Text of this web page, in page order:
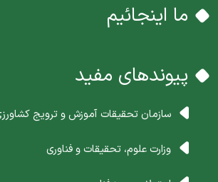
ما اینجائیم
پیوندهای مفید
سازمان تحقیقات آموزش و ترویج
وزارت علوم، تحقیقات و فناوری